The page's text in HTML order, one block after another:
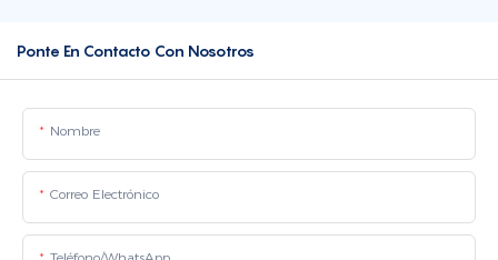
Ponte En Contacto Con Nosotros
Nombre
Correo Electrónico